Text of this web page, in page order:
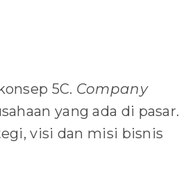
5C. Company
yang ada di pasar.
visi dan misi bisnis